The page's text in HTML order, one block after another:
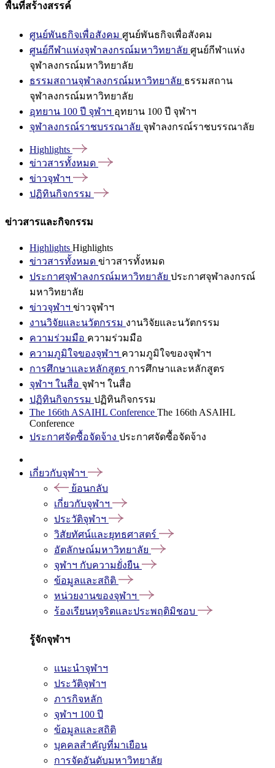
พื้นที่สร้างสรรค์
ศูนย์พันธกิจเพื่อสังคม ศูนย์พันธกิจเพื่อสังคม
ศูนย์กีฬาแห่งจุฬาลงกรณ์มหาวิทยาลัย ศูนย์กีฬาแห่ง
จุฬาลงกรณ์มหาวิทยาลัย
ธรรมสถานจุฬาลงกรณ์มหาวิทยาลัย ธรรมสถาน
จุฬาลงกรณ์มหาวิทยาลัย
อุทยาน 100 ปี จุฬาฯ อุทยาน 100 ปี จุฬาฯ
จุฬาลงกรณ์ราชบรรณาลัย จุฬาลงกรณ์ราชบรรณาลัย
Highlights
ข่าวสารทั้งหมด
ข่าวจุฬาฯ
ปฏิทินกิจกรรม
ข่าวสารและกิจกรรม
Highlights Highlights
ข่าวสารทั้งหมด ข่าวสารทั้งหมด
ประกาศจุฬาลงกรณ์มหาวิทยาลัย ประกาศจุฬาลงกรณ์
มหาวิทยาลัย
ข่าวจุฬาฯ ข่าวจุฬาฯ
งานวิจัยและนวัตกรรม งานวิจัยและนวัตกรรม
ความร่วมมือ ความร่วมมือ
ความภูมิใจของจุฬาฯ ความภูมิใจของจุฬาฯ
การศึกษาและหลักสูตร การศึกษาและหลักสูตร
จุฬาฯ ในสื่อ จุฬาฯ ในสื่อ
ปฏิทินกิจกรรม ปฏิทินกิจกรรม
The 166th ASAIHL Conference The 166th ASAIHL
Conference
ประกาศจัดซื้อจัดจ้าง ประกาศจัดซื้อจัดจ้าง
เกี่ยวกับจุฬาฯ
ย้อนกลับ
เกี่ยวกับจุฬาฯ
ประวัติจุฬาฯ
วิสัยทัศน์และยุทธศาสตร์
อัตลักษณ์มหาวิทยาลัย
จุฬาฯ กับความยั่งยืน
ข้อมูลและสถิติ
หน่วยงานของจุฬาฯ
ร้องเรียนทุจริตและประพฤติมิชอบ
รู้จักจุฬาฯ
แนะนำจุฬาฯ
ประวัติจุฬาฯ
ภารกิจหลัก
จุฬาฯ 100 ปี
ข้อมูลและสถิติ
บุคคลสำคัญที่มาเยือน
การจัดอันดับมหาวิทยาลัย